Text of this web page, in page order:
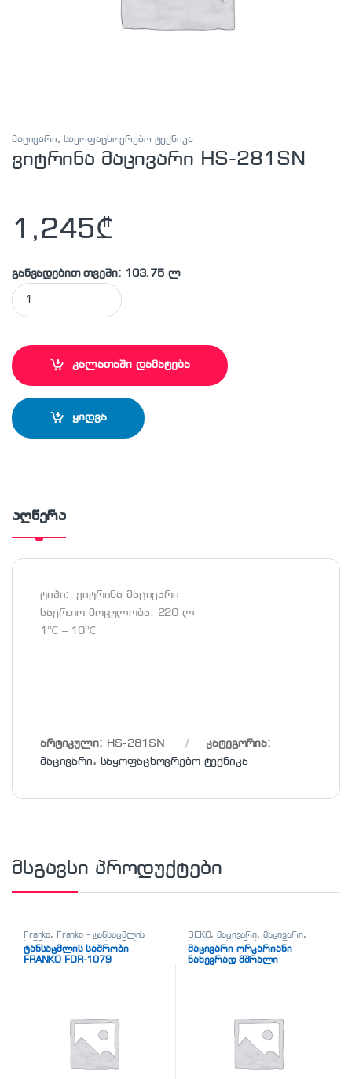
მაცივარი, საყოფაცხოვრებო ტექნიკა
ვიტრინა მაცივარი HS-281SN
1,245₾
განვადებით თვეში: 103.75 ლ
ვიტრინა მაცივარი HS-281SN quantity
კალათაში დამატება
ყიდვა
აღწერა
ტიპი: ვიტრინა მაცივარი
საერთო მოცულობა: 220 ლ
1℃ – 10℃
არტიკული: HS-281SN
კატეგორია:
მაცივარი, საყოფაცხოვრებო ტექნიკა
მსგავსი პროდუქტები
Franko, Franko - ტანსაცმლის
საშრობი, საყოფაცხოვრებო
ტექნიკა,ტანსაცმლის საშრობი
ტანსაცმლის საშრობი
FRANKO FDR-1079
BEKO,მაცივარი, მაცივარი,
საყოფაცხოვრებო ტექნიკა
მაცივარი ორკარიანი
ნახევრად მშრალი